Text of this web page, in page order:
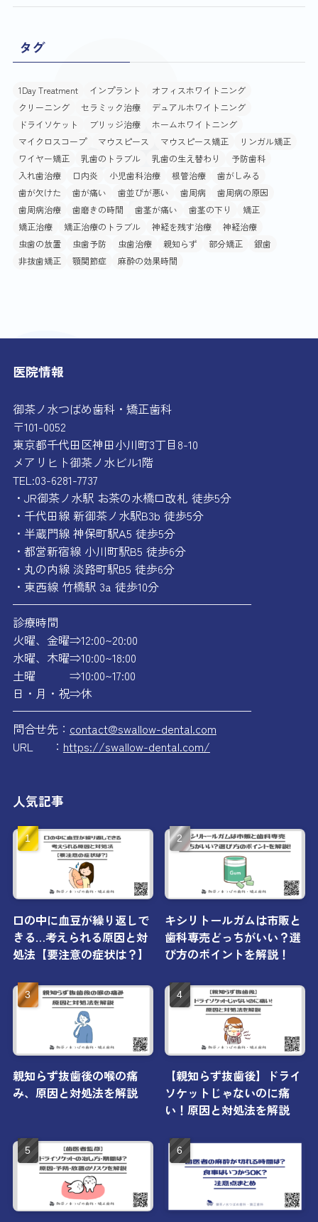
タグ
1Day Treatment インプラント
オフィスホワイトニング
クリーニング
セラミック治療
デュアルホワイトニング
ドライソケット
ブリッジ治療
ホームホワイトニング
マイクロスコープ
マウスピース マウスピース矯正
リンガル矯正
ワイヤー矯正
乳歯のトラブル 乳歯の生え替わり
予防歯科
入れ歯治療
口内炎 小児歯科治療 根管治療
歯がしみる
歯が欠けた
歯が痛い 歯並びが悪い 歯周病
歯周病の原因
歯周病治療
歯磨きの時間 歯茎が痛い 歯茎の下り
矯正
矯正治療
矯正治療のトラブル 神経を残す治療
神経治療
虫歯の放置
虫歯予防 虫歯治療 親知らず 部分矯正
銀歯
非抜歯矯正
顎関節症 麻酔の効果時間
医院情報
御茶ノ水つばめ歯科・矯正歯科
〒101-0052
東京都千代田区神田小川町3丁目8-10
メアリヒト御茶ノ水ビル1階
TEL:03-6281-7737
・JR御茶ノ水駅 お茶の水橋口改札 徒歩5分
・千代田線 新御茶ノ水駅B3b 徒歩5分
・半蔵門線 神保町駅A5 徒歩5分
・都営新宿線 小川町駅B5 徒歩6分
・丸の内線 淡路町駅B5 徒歩6分
・東西線 竹橋駅 3a 徒歩10分
—————————————————————
診療時間
火曜、金曜⇒12:00~20:00
水曜、木曜⇒10:00~18:00
土曜 ⇒10:00~17:00
日・月・祝⇒休
—————————————————————
問合せ先： contact@swallow-dental.com
URL ： https://swallow-dental.com/
人気記事
口の中に血豆が繰り返しで
きる…考えられる原因と対
処法【要注意の症状は？】
キシリトールガムは市販と
歯科専売どっちがいい？選
び方のポイントを解説！
親知らず抜歯後の喉の痛
み、原因と対処法を解説
【親知らず抜歯後】ドライ
ソケットじゃないのに痛
い！原因と対処法を解説